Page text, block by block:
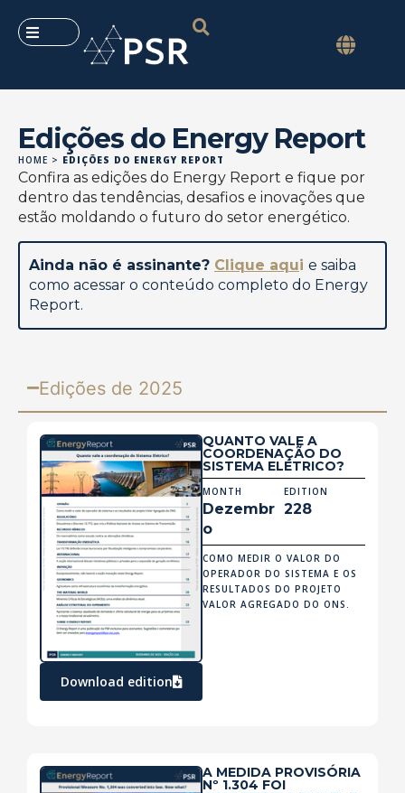
Edições do Energy Report
HOME > EDIÇÕES DO ENERGY REPORT
Confira as edições do Energy Report e fique por
dentro das tendências, desafios e inovações que
estão moldando o futuro do setor energético.
Ainda não é assinante? Clique aqui e saiba
como acessar o conteúdo completo do Energy
Report.
Edições de 2025
Download edition
QUANTO VALE A
COORDENAÇÃO DO
SISTEMA ELÉTRICO?
MONTH
Dezembr
o
EDITION
228
COMO MEDIR O VALOR DO
OPERADOR DO SISTEMA E OS
RESULTADOS DO PROJETO
VALOR AGREGADO DO ONS.
A MEDIDA PROVISÓRIA
Nº 1.304 FOI